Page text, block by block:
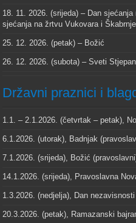
18. 11. 2026. (srijeda) – Dan
sjećanja na žrtvu Vukovara i Škabrnje
25. 12. 2026. (petak) – Božić
26. 12. 2026. (subota) – Sveti Stjepan
Državni praznici i
1.1. – 2.1.2026. (četvrtak – petak),
6.1.2026. (utorak), Badnjak
7.1.2026. (srijeda), Božić
14.1.2026. (srijeda), Pravoslavna
1.3.2026. (nedjelja), Dan nezavisnosti
20.3.2026. (petak), Ramazanski